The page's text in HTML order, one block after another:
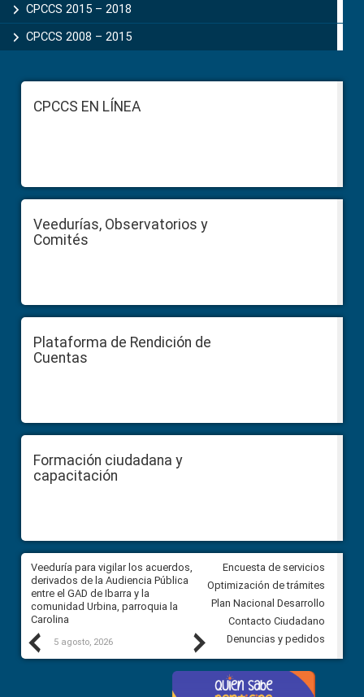
CPCCS 2015 – 2018
CPCCS 2008 – 2015
FooterCPCCS EN LÍNEA
Veedurías, Observatorios y
Comités
Plataforma de Rendición de
Cuentas
Formación ciudadana y
capacitación
Previous
Veeduría para vigilar los acuerdos,
derivados de la Audiencia Pública
entre el GAD de Ibarra y la
comunidad Urbina, parroquia la
Carolina
5 agosto, 2026
CPCCS convoca a Veeduría
Ciudadana para vigilar el
5 agosto, 2026
Next
Encuesta de servicios
Optimización de trámites
Plan Nacional Desarrollo
Contacto Ciudadano
Denuncias y pedidos